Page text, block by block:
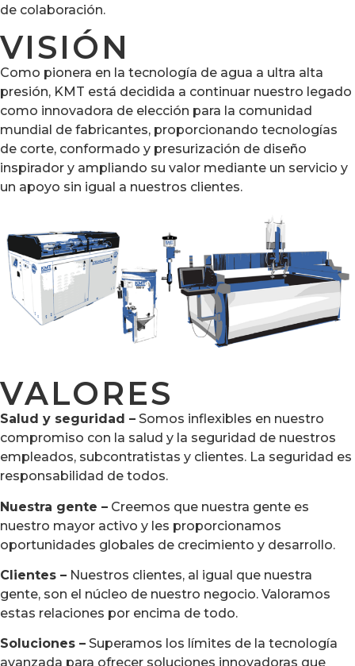
de colaboración.
VISIÓN
Como pionera en la tecnología de agua a ultra alta
presión, KMT está decidida a continuar nuestro legado
como innovadora de elección para la comunidad
mundial de fabricantes, proporcionando tecnologías
de corte, conformado y presurización de diseño
inspirador y ampliando su valor mediante un servicio y
un apoyo sin igual a nuestros clientes.
VALORES
Salud y seguridad – Somos inflexibles en nuestro
compromiso con la salud y la seguridad de nuestros
empleados, subcontratistas y clientes. La seguridad es
responsabilidad de todos.
Nuestra gente – Creemos que nuestra gente es
nuestro mayor activo y les proporcionamos
oportunidades globales de crecimiento y desarrollo.
Clientes – Nuestros clientes, al igual que nuestra
gente, son el núcleo de nuestro negocio. Valoramos
estas relaciones por encima de todo.
Soluciones – Superamos los límites de la tecnología
avanzada para ofrecer soluciones innovadoras que